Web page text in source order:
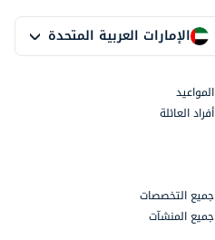
الإمارات العربية المتحدة
المواعيد
أفراد العائلة
جميع التخصصات
جميع المنشآت